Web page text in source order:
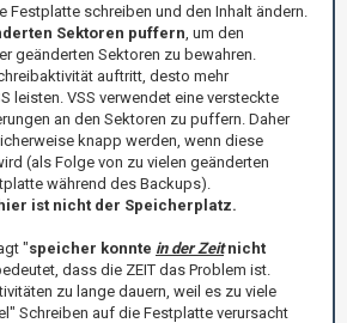
Festplatte schreiben und den Inhalt ändern.
Sektoren puffern , um den
geänderten Sektoren zu bewahren.
auftritt, desto mehr
leisten. VSS verwendet eine versteckte
an den Sektoren zu puffern. Daher
knapp werden, wenn diese
(als Folge von zu vielen geänderten
während des Backups).
ist nicht der Speicherplatz.
"speicher konnte in der Zeitnicht
dass die ZEIT das Problem ist.
zu lange dauern, weil es zu viele
Schreiben auf die Festplatte verursacht